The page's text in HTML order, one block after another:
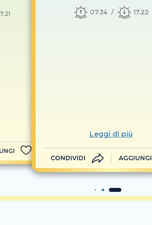
07.34 17.22
Leggi di più
CONDIVIDI AGGIUNGI